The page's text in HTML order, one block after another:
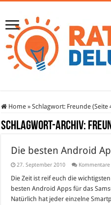
Home » Schlagwort: Freunde (Seite
Schlagwort-Archiv:
Die besten Android
27. September 2010
Die Zeit ist reif euch die
besten Android Apps für das
Natürlich hat jeder einzelne